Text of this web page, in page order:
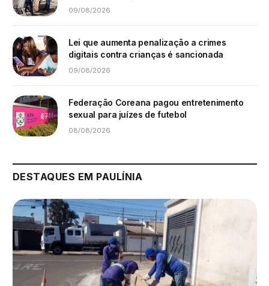
09/08/2026
Lei que aumenta penalização a crimes
digitais contra crianças é sancionada
09/08/2026
Federação Coreana pagou entretenimento
sexual para juízes de futebol
08/08/2026
DESTAQUES EM PAULÍNIA